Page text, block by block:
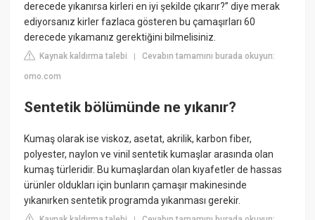
derecede yıkanırsa kirleri en iyi şekilde çıkarır?” diye merak
ediyorsanız kirler fazlaca gösteren bu çamaşırları 60
derecede yıkamanız gerektiğini bilmelisiniz.
Kaynak kaldırma talebi |Cevabın tamamını burada okuyun:
omo.com
Sentetik bölümünde ne yıkanır?
Kumaş olarak ise viskoz, asetat, akrilik, karbon fiber,
polyester, naylon ve vinil sentetik kumaşlar arasında olan
kumaş türleridir. Bu kumaşlardan olan kıyafetler de hassas
ürünler oldukları için bunların çamaşır makinesinde
yıkanırken sentetik programda yıkanması gerekir.